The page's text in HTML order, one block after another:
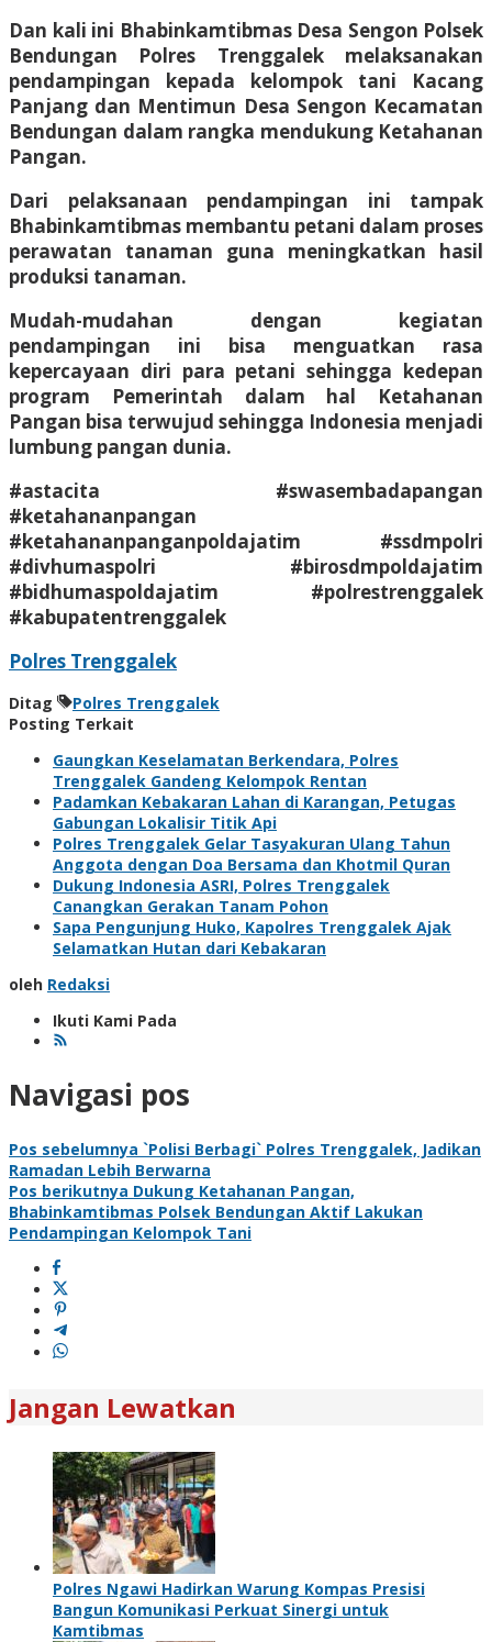
Dan kali ini Bhabinkamtibmas Desa Sengon Polsek
Bendungan Polres Trenggalek melaksanakan
pendampingan kepada kelompok tani Kacang
Panjang dan Mentimun Desa Sengon Kecamatan
Bendungan dalam rangka mendukung Ketahanan
Pangan.
Dari pelaksanaan pendampingan ini tampak
Bhabinkamtibmas membantu petani dalam proses
perawatan tanaman guna meningkatkan hasil
produksi tanaman.
Mudah-mudahan dengan kegiatan
pendampingan ini bisa menguatkan rasa
kepercayaan diri para petani sehingga kedepan
program Pemerintah dalam hal Ketahanan
Pangan bisa terwujud sehingga Indonesia menjadi
lumbung pangan dunia.
#astacita #swasembadapangan
#ketahananpangan
#ketahananpanganpoldajatim #ssdmpolri
#divhumaspolri #birosdmpoldajatim
#bidhumaspoldajatim #polrestrenggalek
#kabupatentrenggalek
Polres Trenggalek
Ditag
Polres Trenggalek
Posting Terkait
Gaungkan Keselamatan Berkendara, Polres
Trenggalek Gandeng Kelompok Rentan
Padamkan Kebakaran Lahan di Karangan, Petugas
Gabungan Lokalisir Titik Api
Polres Trenggalek Gelar Tasyakuran Ulang Tahun
Anggota dengan Doa Bersama dan Khotmil Quran
Dukung Indonesia ASRI, Polres Trenggalek
Canangkan Gerakan Tanam Pohon
Sapa Pengunjung Huko, Kapolres Trenggalek Ajak
Selamatkan Hutan dari Kebakaran
oleh Redaksi
Ikuti Kami Pada
Navigasi pos
Pos sebelumnya `Polisi Berbagi` Polres Trenggalek, Jadikan
Ramadan Lebih Berwarna
Pos berikutnya Dukung Ketahanan Pangan,
Bhabinkamtibmas Polsek Bendungan Aktif Lakukan
Pendampingan Kelompok Tani
Jangan Lewatkan
Polres Ngawi Hadirkan Warung Kompas Presisi
Bangun Komunikasi Perkuat Sinergi untuk
Kamtibmas